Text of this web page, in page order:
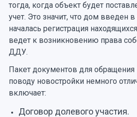
тогда, когда объект будет
учет. Это значит, что дом введен
началась регистрация
ведет к возникновению права
ДДУ.
Пакет документов для обращения
поводу новостройки немного
включает:
Договор долевого участия.